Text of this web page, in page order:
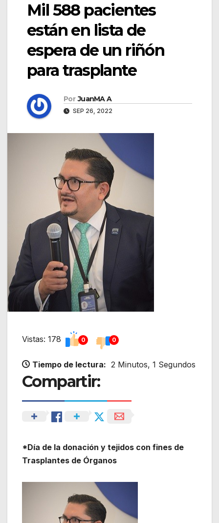
Mil 588 pacientes
están en lista de
espera de un riñón
para trasplante
Por JuanMA A
SEP 26, 2022
Vistas: 178 0 0
Tiempo de lectura: 2 Minutos, 1 Segundos
Compartir:
*Día de la donación y tejidos con fines de
Trasplantes de Órganos